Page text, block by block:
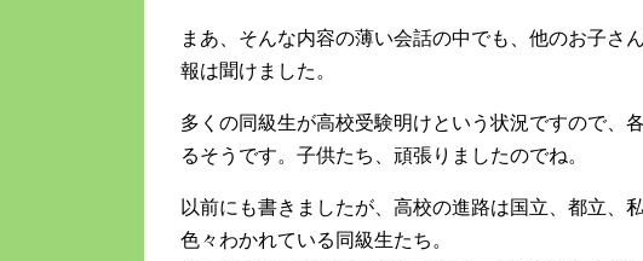
まあ、そんな内容の薄い会話の中でも、他のお子さ
報は聞けました。
多くの同級生が高校受験明けという状況ですので、
るそうです。子供たち、頑張りましたのでね。
以前にも書きましたが、高校の進路は国立、都立、
色々わかれている同級生たち。